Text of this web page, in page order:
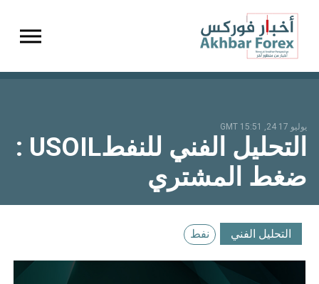
يوليو 17 24, 15:51 GMT
التحليل الفني للنفطUSOIL :
ضغط المشتري
التحليل الفني نفط